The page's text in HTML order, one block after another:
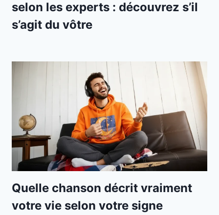
selon les experts : découvrez s’il
s’agit du vôtre
Quelle chanson décrit vraiment
votre vie selon votre signe